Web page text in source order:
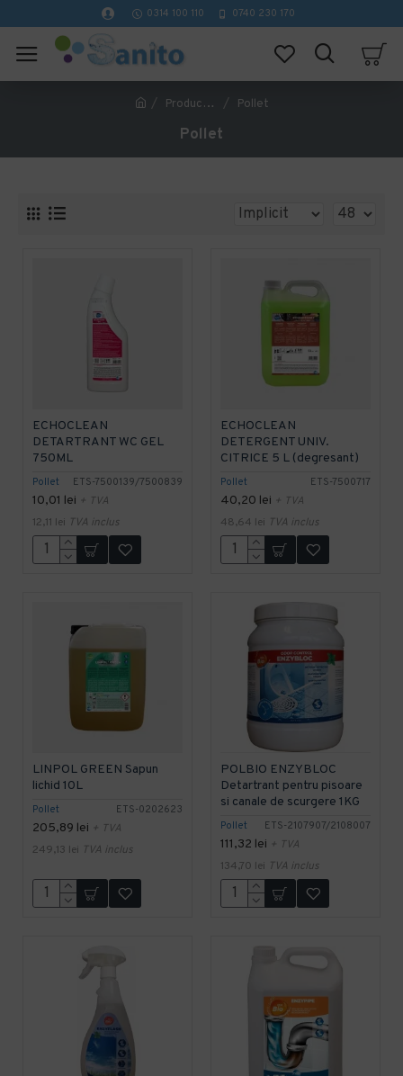
0314 100 110 0740 230 170
Producător Pollet
Pollet
Pollet ETS-7500139/7500839
ECHOCLEAN
DETARTRANT WC GEL
750ML
10,01 lei + TVA
12,11 lei TVA inclus
Pollet ETS-7500717
ECHOCLEAN
DETERGENT UNIV.
CITRICE 5 L (degresant)
40,20 lei + TVA
48,64 lei TVA inclus
Pollet ETS-0202623
LINPOL GREEN Sapun
lichid 10L
205,89 lei + TVA
249,13 lei TVA inclus
Pollet ETS-2107907/2108007
POLBIO ENZYBLOC
Detartrant pentru pisoare
si canale de scurgere 1KG
111,32 lei + TVA
134,70 lei TVA inclus